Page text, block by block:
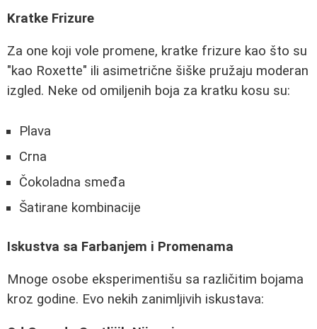
Kratke Frizure
Za one koji vole promene, kratke frizure kao što su
"kao Roxette" ili asimetrične šiške pružaju moderan
izgled. Neke od omiljenih boja za kratku kosu su:
Plava
Crna
Čokoladna smeđa
Šatirane kombinacije
Iskustva sa Farbanjem i Promenama
Mnoge osobe eksperimentišu sa različitim bojama
kroz godine. Evo nekih zanimljivih iskustava: